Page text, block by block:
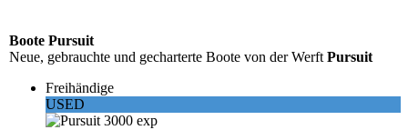
Boote Pursuit
Neue, gebrauchte und gecharterte Boote von der Werft Pursuit
Freihändige
USED